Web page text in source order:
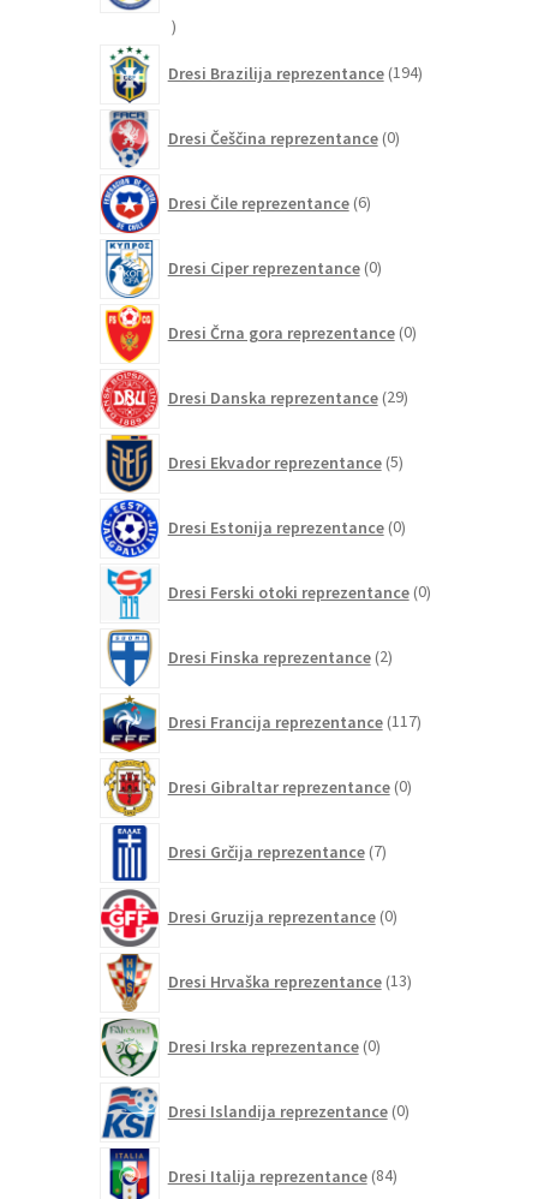
15
Dresi Brazilija reprezentance 194izdelkov
Dresi Češčina reprezentance 0izdelkov
Dresi Čile reprezentance 6izdelkov
Dresi Ciper reprezentance 0izdelkov
Dresi Črna gora reprezentance 0izdelkov
Dresi Danska reprezentance 29izdelkov
Dresi Ekvador reprezentance 5izdelkov
Dresi Estonija reprezentance 0izdelkov
Dresi Ferski otoki reprezentance 0izdelkov
Dresi Finska reprezentance 2izdelka
Dresi Francija reprezentance 117izdelkov
Dresi Gibraltar reprezentance 0izdelkov
Dresi Grčija reprezentance 7izdelkov
Dresi Gruzija reprezentance 0izdelkov
Dresi Hrvaška reprezentance 13izdelkov
Dresi Irska reprezentance 0izdelkov
Dresi Islandija reprezentance 0izdelkov
Dresi Italija reprezentance 84izdelkov